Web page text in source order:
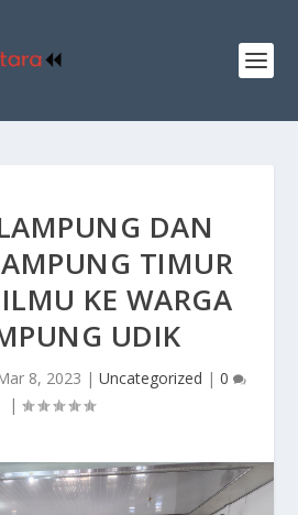
DAN
TIMUR
KE WARGA
UDIK
8, 2023 | Uncategorized | 0
|